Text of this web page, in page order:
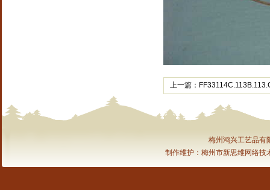
上一篇：
梅州鸿兴工艺品有
制作维护：梅州市新思维网络